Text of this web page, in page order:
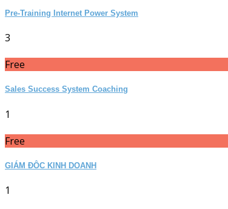
Pre-Training Internet Power System
3
Free
Sales Success System Coaching
1
Free
GIÁM ĐÔC KINH DOANH
1